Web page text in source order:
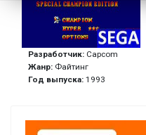
Разработчик: Capcom
Жанр: Файтинг
Год выпуска: 1993